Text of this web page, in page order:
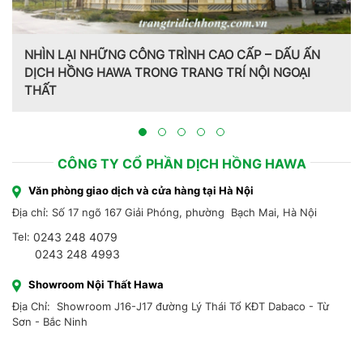
– DẤU ẤN
NGOẠI
CÔNG TY CỔ PHẦN DỊCH HỒNG HAWA
Văn phòng giao dịch và cửa hàng tại Hà Nội
Địa chỉ: Số 17 ngõ 167 Giải Phóng, phường Bạch Mai, Hà Nội
Tel: 0243 248 4079
0243 248 4993
Showroom Nội Thất Hawa
Địa Chỉ: Showroom J16-J17 đường Lý Thái Tổ KĐT Dabaco - Từ
Sơn - Bắc Ninh